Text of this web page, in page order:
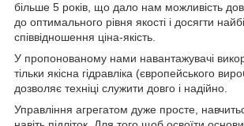
більше 5 років, що дало нам можливість
до оптимального рівня якості і досягти
співвідношення ціна-якість.
У пропонованому нами навантажувачі
тільки якісна гідравліка (європейського
дозволяє техніці служити довго і надійно.
Управління агрегатом дуже просте,